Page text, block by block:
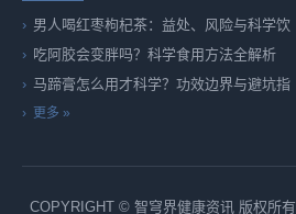
男人喝红枣枸杞茶：益处、风险与科学饮
吃阿胶会变胖吗？科学食用方法全解析
马蹄膏怎么用才科学？功效边界与避坑指
更多 »
COPYRIGHT © 智穹界健康资讯 版权所有